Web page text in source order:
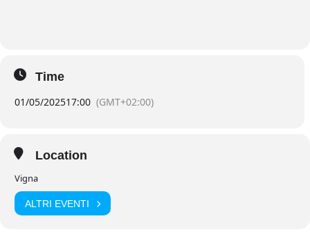
Time
01/05/202517:00 (GMT+02:00)
Location
Vigna
ALTRI EVENTI